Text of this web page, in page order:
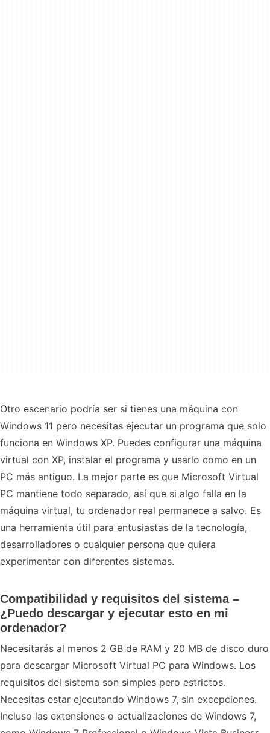
Otro escenario podría ser si tienes una máquina con
Windows 11 pero necesitas ejecutar un programa que solo
funciona en Windows XP. Puedes configurar una máquina
virtual con XP, instalar el programa y usarlo como en un
PC más antiguo. La mejor parte es que Microsoft Virtual
PC mantiene todo separado, así que si algo falla en la
máquina virtual, tu ordenador real permanece a salvo. Es
una herramienta útil para entusiastas de la tecnología,
desarrolladores o cualquier persona que quiera
experimentar con diferentes sistemas.
Compatibilidad y requisitos del sistema –
¿Puedo descargar y ejecutar esto en mi
ordenador?
Necesitarás al menos 2 GB de RAM y 20 MB de disco duro
para descargar Microsoft Virtual PC para Windows. Los
requisitos del sistema son simples pero estrictos.
Necesitas estar ejecutando Windows 7, sin excepciones.
Incluso las extensiones o actualizaciones de Windows 7,